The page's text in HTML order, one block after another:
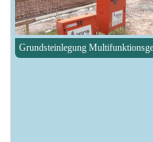
Grundsteinlegung